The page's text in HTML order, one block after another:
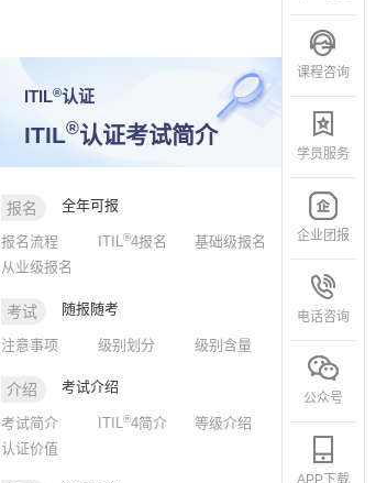
ITIL®认证
ITIL®认证考试简介
报名 全年可报
报名流程 ITIL®4报名
基础级报名
从业级报名
考试 随报随考
注意事项 级别划分 级别含量
介绍 考试介绍
考试简介 ITIL®4简介
等级介绍
认证价值
课程咨询
学员服务
企业团报
电话咨询
公众号
APP下载